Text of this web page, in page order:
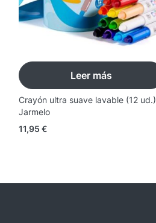
Leer más
Crayón ultra suave lavable (12 ud.)
Jarmelo
11,95 €